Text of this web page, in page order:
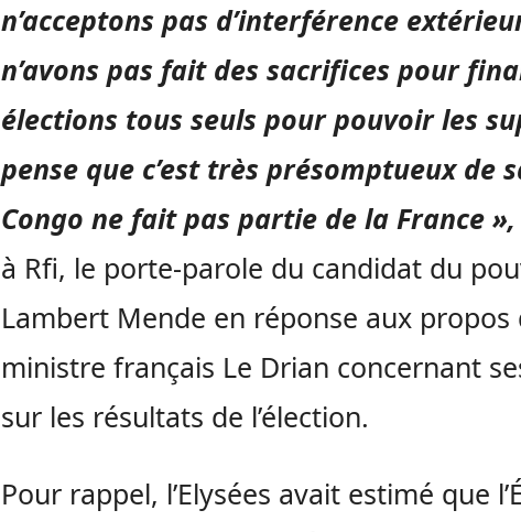
n’acceptons pas d’interférence
n’avons pas fait des sacrifices pour
élections tous seuls pour pouvoir les
pense que c’est très présomptueux de
Congo ne fait pas partie de la France »,
à Rfi, le porte-parole du candidat du
Lambert Mende en réponse aux propos
ministre français Le Drian concernant
sur les résultats de l’élection.
Pour rappel, l’Elysées avait estimé que